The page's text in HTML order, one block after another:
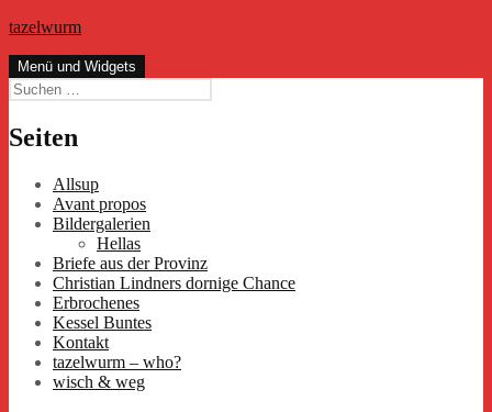
Zum
springen
tazelwurm
Menü und Widgets
Suchen
nach:
Seiten
Allsup
Avant propos
Bildergalerien
Hellas
Briefe aus der Provinz
Christian Lindners dornige Chance
Erbrochenes
Kessel Buntes
Kontakt
tazelwurm – who?
wisch & weg